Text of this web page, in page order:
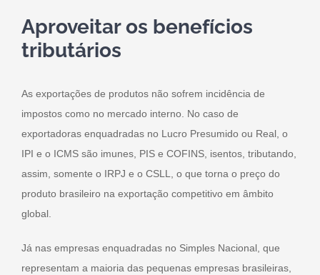
Aproveitar os benefícios
tributários
As exportações de produtos não sofrem incidência de
impostos como no mercado interno. No caso de
exportadoras enquadradas no Lucro Presumido ou Real, o
IPI e o ICMS são imunes, PIS e COFINS, isentos, tributando,
assim, somente o IRPJ e o CSLL, o que torna o preço do
produto brasileiro na exportação competitivo em âmbito
global.
Já nas empresas enquadradas no Simples Nacional, que
representam a maioria das pequenas empresas brasileiras,